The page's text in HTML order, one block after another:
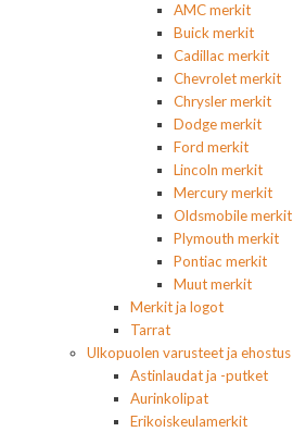
AMC merkit
Buick merkit
Cadillac merkit
Chevrolet merkit
Chrysler merkit
Dodge merkit
Ford merkit
Lincoln merkit
Mercury merkit
Oldsmobile merkit
Plymouth merkit
Pontiac merkit
Muut merkit
Merkit ja logot
Tarrat
Ulkopuolen varusteet ja ehostus
Astinlaudat ja -putket
Aurinkolipat
Erikoiskeulamerkit